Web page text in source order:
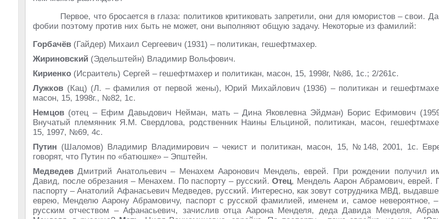
Первое, что бросается в глаза: политиков критиковать запретили, они для юмористов – свои.
фобии поэтому против них быть не может, они выполняют общую задачу. Некоторые из фамилий:
Горбачёв (Гайдер) Михаил Сергеевич (1931) – политикан, гешефтмахер.
Жириновский (Эдельштейн) Владимир Вольфович.
Кириенко (Исраитель) Сергей – гешефтмахер и политикан, масон, 15, 1998г, №86, 1с.; 2/261с.
Лужков (Кац) (Л. – фамилия от первой жены), Юрий Михайлович (1936) – политикан и
масон, 15, 1998г., №82, 1с.
Немцов (отец – Ефим Давыдович Нейман, мать – Дина Яковлевна Эйдман) Борис Ефимович
Внучатый племянник Я.М. Свердлова, родственник Наины Ельциной, политикан, масон,
15, 1997, №69, 4с.
Путин (Шаломов) Владимир Владимирович – чекист и политикан, масон, 15, №148, 2001, 1с.
говорят, что Путин по «батюшке» – Эпштейн.
Медведев Дмитрий Анатольевич – Менахем Ааронович Мендель, еврей. При рождении получил
Давид, после обрезания – Менахем. По паспорту – русский.Отец, Мендель Аарон Абрамович, еврей.
паспорту – Анатолий Афанасьевич Медведев, русский. Интересно, как зовут сотрудника МВД,
еврею, Менделю Аарону Абрамовичу, паспорт с русской фамилией, именем и, самое невероятное,
русским отчеством – Афанасьевич, зачислив отца Аарона Менделя, деда Давида Менделя,